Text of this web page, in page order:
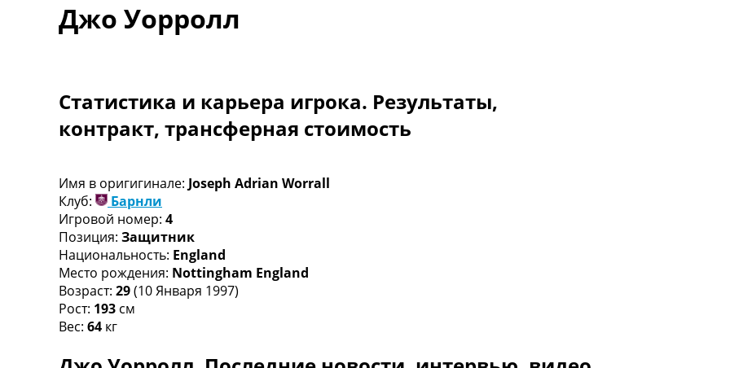
Турниры
Чемпионат Мира
Англия. Премьер Лига
Испания. Ла Лига
Другие Турниры >>>
Таблицы групп Чемпионата Мира
Украина. Премьер-Лига
Украина. Первая Лига
Лига Чемпионов. Таблицы групп
Англия. Премьер-Лига
Испания. Ла Лига
Все таблицы >>>
Рейтинги
Рейтинг ФИФА
Джо Уорролл
Статистика и карьера игрока. Результаты,
контракт, трансферная стоимость
Имя в оригигинале: Joseph Adrian Worrall
Клуб:
Барнли
Игровой номер: 4
Позиция: Защитник
Национальность: England
Место рождения: Nottingham England
Возраст: 29(10 Января 1997)
Рост: 193 см
Вес: 64 кг